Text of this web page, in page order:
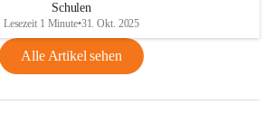
Schulen
Lesezeit 1 Minute•31. Okt. 2025
Alle Artikel sehen